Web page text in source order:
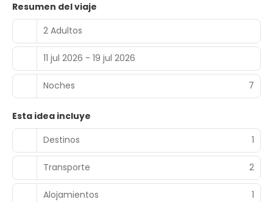
Resumen del viaje
2 Adultos
11 jul 2026 - 19 jul 2026
Noches 7
Esta idea incluye
Destinos
1
Transporte 2
Alojamientos 1